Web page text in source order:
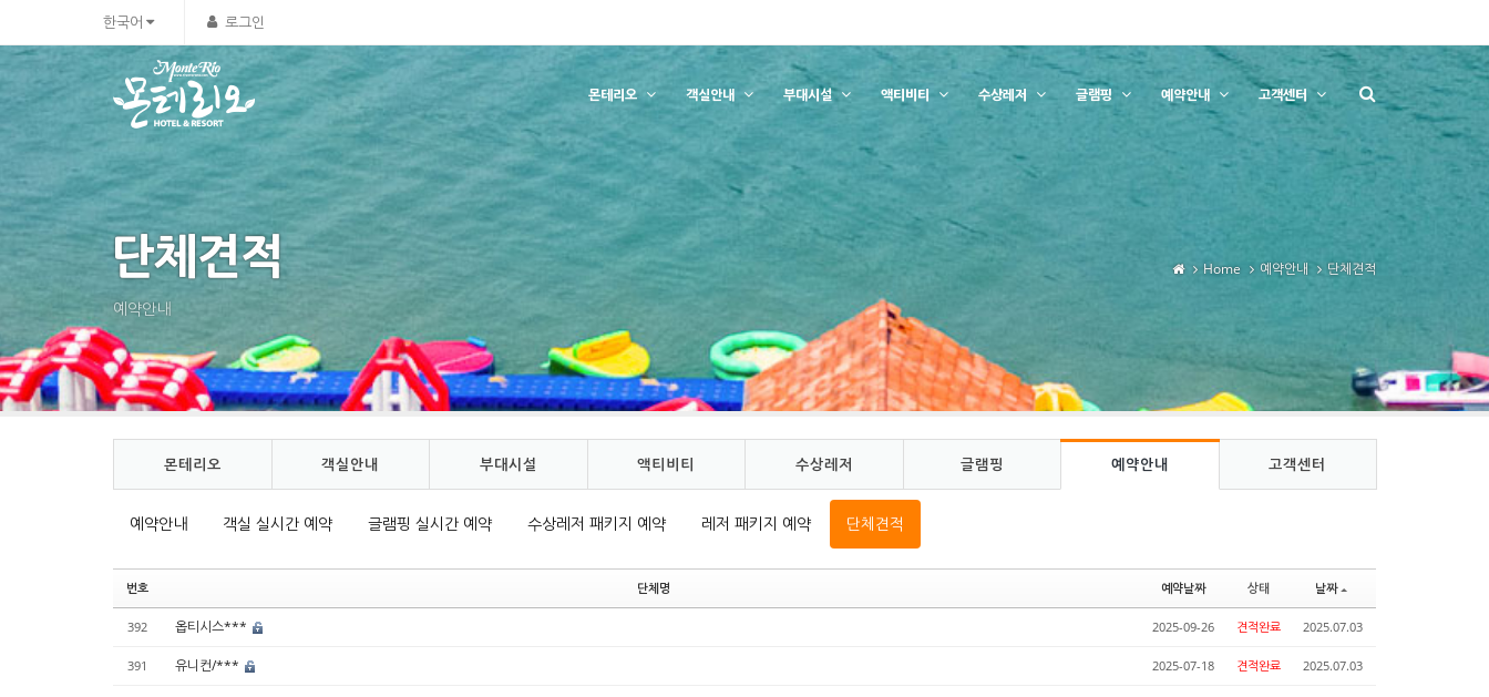
한국어 로그인
몬테리오 객실안내 부대시설 액티비티 수상레저 글램핑 예약안내 고객센터
단체견적
예약안내
Home 예약안내 단체견적
몬테리오 객실안내 부대시설 액티비티 수상레저 글램핑 예약안내 고객센터
예약안내 객실 실시간 예약 글램핑 실시간 예약 수상레저 패키지 예약 레저 패키지 예약 단체견적
번호 단체명 예약날짜 상태 날짜
392 옵티시스*** 2025-09-26 견적완료 2025.07.03
391 유니컨/*** 2025-07-18 견적완료 2025.07.03
Sketchbook5, 스케치북5